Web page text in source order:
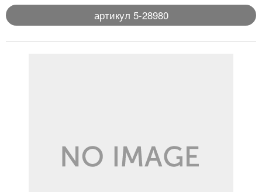
артикул 5-28980